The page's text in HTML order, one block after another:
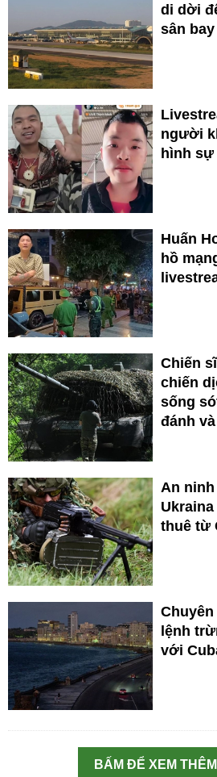
di dời
sân
người
hình sự
Huấn
hồ
Chiến
chiến
sống
đánh
An
thuê từ
lệnh
với
BẤM ĐỂ XEM